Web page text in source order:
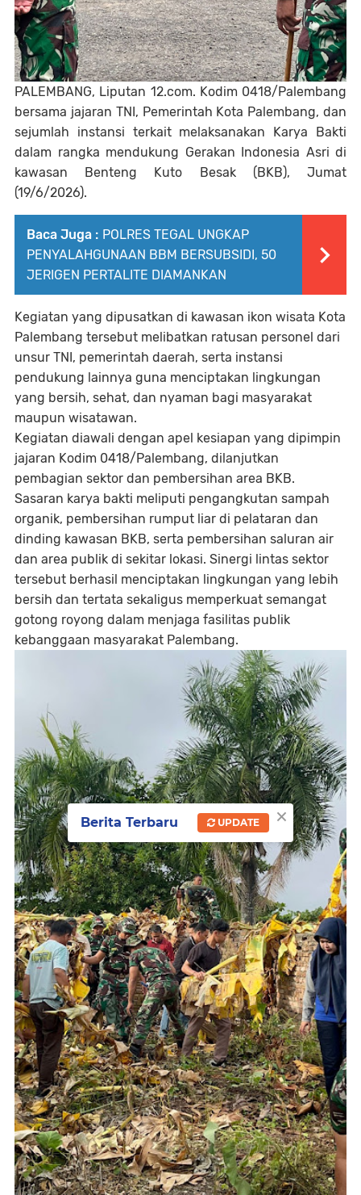
PALEMBANG, Liputan 12.com. Kodim 0418/Palembang
bersama jajaran TNI, Pemerintah Kota Palembang, dan
sejumlah instansi terkait melaksanakan Karya Bakti
dalam rangka mendukung Gerakan Indonesia Asri di
kawasan Benteng Kuto Besak (BKB), Jumat
(19/6/2026).
Baca Juga : POLRES TEGAL UNGKAP
PENYALAHGUNAAN BBM BERSUBSIDI, 50
JERIGEN PERTALITE DIAMANKAN
Kegiatan yang dipusatkan di kawasan ikon wisata Kota
Palembang tersebut melibatkan ratusan personel dari
unsur TNI, pemerintah daerah, serta instansi
pendukung lainnya guna menciptakan lingkungan
yang bersih, sehat, dan nyaman bagi masyarakat
maupun wisatawan.
Kegiatan diawali dengan apel kesiapan yang dipimpin
jajaran Kodim 0418/Palembang, dilanjutkan
pembagian sektor dan pembersihan area BKB.
Sasaran karya bakti meliputi pengangkutan sampah
organik, pembersihan rumput liar di pelataran dan
dinding kawasan BKB, serta pembersihan saluran air
dan area publik di sekitar lokasi. Sinergi lintas sektor
tersebut berhasil menciptakan lingkungan yang lebih
bersih dan tertata sekaligus memperkuat semangat
gotong royong dalam menjaga fasilitas publik
kebanggaan masyarakat Palembang.
×
Berita Terbaru UPDATE